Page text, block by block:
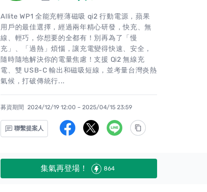
Allite WP1 全能充輕薄磁吸 qi2 行動電源，蘋果
用戶的最佳選擇，經過兩年精心研發，快充、無
線、輕巧，你想要的全都有！別再為了「慢
充」、「過熱」煩惱，讓充電變得快速、安全，
隨時隨地解決你的電量焦慮！支援 Qi2 無線充
電、雙 USB-C 輸出和磁吸短線，並考量台灣炎熱
氣候，打破傳統行...
募資期間 2024/12/19 12:00 – 2025/04/15 23:59
聯繫提案人
集氣再登場！ 864